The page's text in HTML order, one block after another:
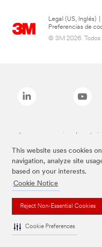
This website uses cookies
navigation, analyze site
based on your interests.
Cookie Notice
Reject Non-Essential Cookies
Cookie Preferences
Legal (US, Inglés)
Preferencias de
© 3M 2026. Todos
Las marcas mencionadas